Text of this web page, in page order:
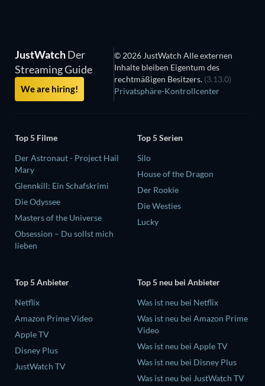
JustWatchDer
Streaming Guide
We are hiring!
© 2026 JustWatch Alle externen
Inhalte bleiben Eigentum des
rechtmäßigen Besitzers. (3.13.0)
Privatsphäre-Kontrollcenter
Top 5 Filme
Der Astronaut - Project Hail
Mary
Glennkill: Ein Schafskrimi
Die Odyssee
Masters of the Universe
Obsession – Du sollst mich
lieben
Top 5 Serien
Silo
House of the Dragon
Der Rookie
Die Westies
Lucky
Top 5 Anbieter
Netflix
Amazon Prime Video
Apple TV
Disney Plus
JustWatch TV
Top 5 neu bei Anbieter
Was ist neu bei Netflix
Was ist neu bei Amazon Prime
Video
Was ist neu bei Apple TV
Was ist neu bei Disney Plus
Was ist neu bei JustWatch TV